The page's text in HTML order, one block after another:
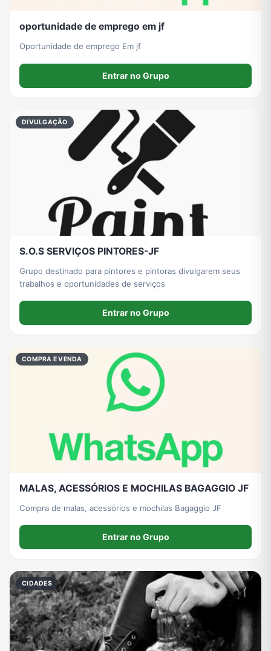
oportunidade de emprego em jf
Oportunidade de emprego Em jf
Entrar no Grupo
DIVULGAÇÃO
S.O.S SERVIÇOS PINTORES-JF
Grupo destinado para pintores e pintoras divulgarem seus
trabalhos e oportunidades de serviços
Entrar no Grupo
COMPRA E VENDA
MALAS, ACESSÓRIOS E MOCHILAS BAGAGGIO JF
Compra de malas, acessórios e mochilas Bagaggio JF
Entrar no Grupo
CIDADES